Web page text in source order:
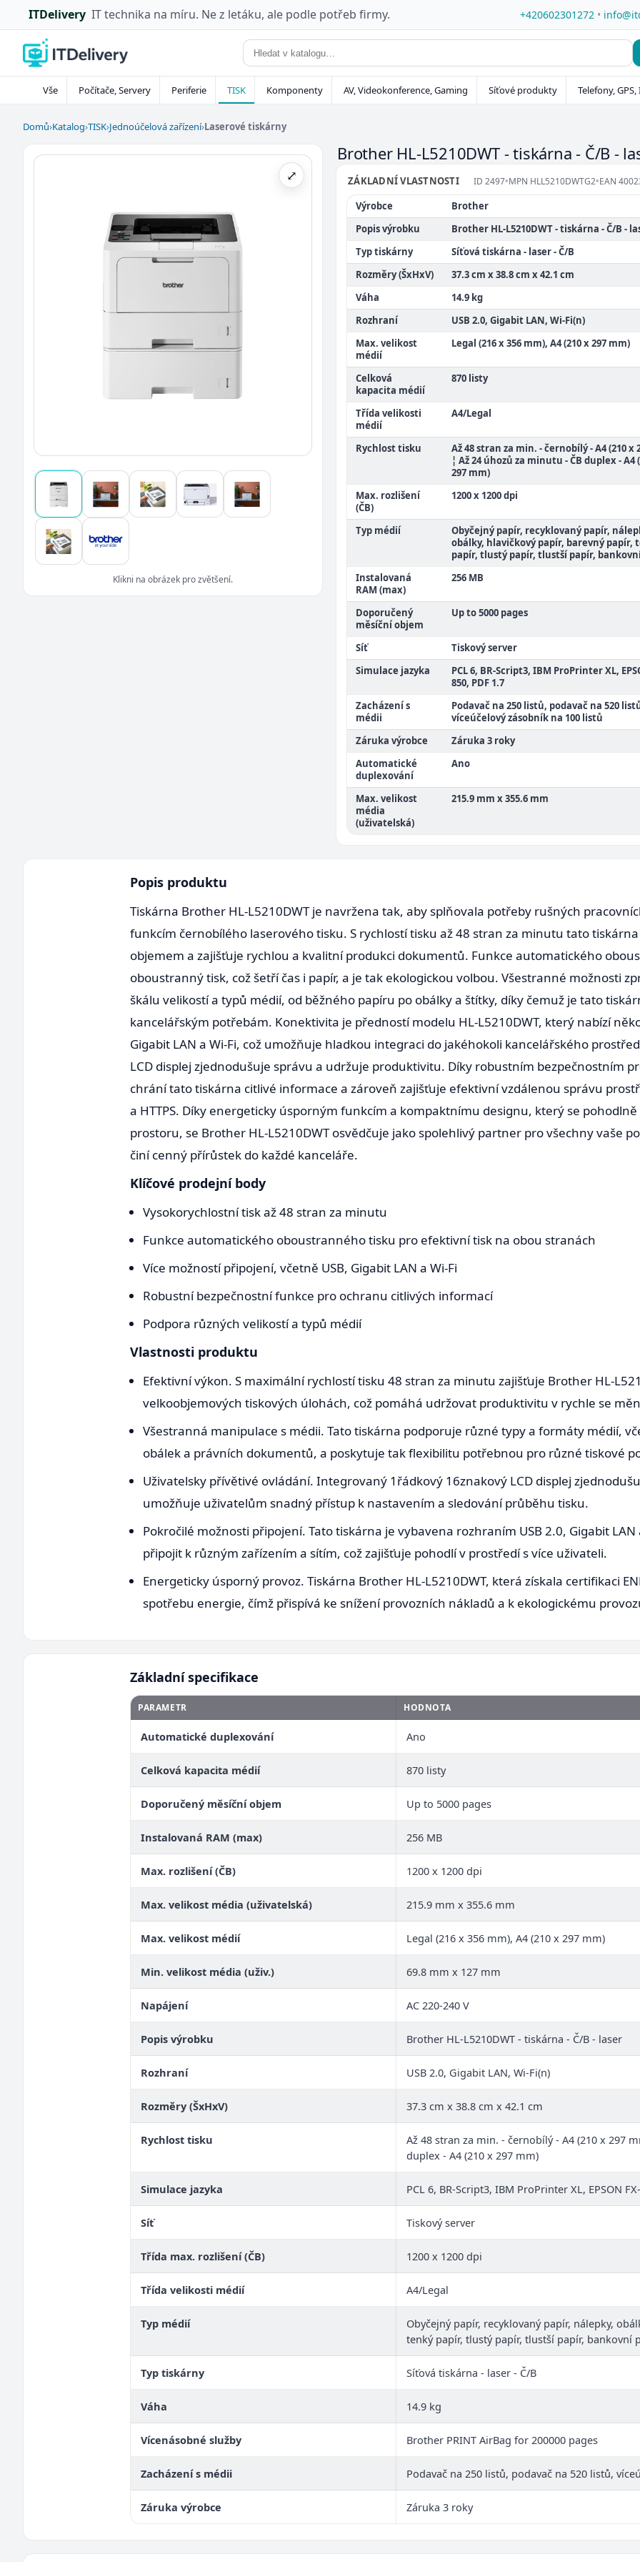
ITDelivery IT technika na míru. Ne z letáku, ale podle potřeb firmy. +420602301272 •
Vše Počítače, Servery Periferie TISK Komponenty AV, Videokonference, Gaming Síťové produkty Telefony, GPS,
Domů›Katalog›TISK›Jednoúčelová zařízení›Laserové tiskárny
⤢
Klikni na obrázek pro zvětšení.
Brother HL-L5210DWT - tiskárna - Č/B -
ZÁKLADNÍ VLASTNOSTI ID 2497•MPN HLL5210DWTG2•EAN
Výrobce
Brother
Popis výrobku
Brother HL-L5210DWT - tiskárna - Č/B -
Typ tiskárny
Síťová tiskárna - laser - Č/B
Rozměry (ŠxHxV)
37.3 cm x 38.8 cm x 42.1 cm
Váha
14.9 kg
Rozhraní
USB 2.0, Gigabit LAN, Wi-Fi(n)
Max. velikost
médií
Legal (216 x 356 mm), A4 (210 x 297 mm)
Celková
kapacita médií
870 listy
Třída velikosti
médií
A4/Legal
Rychlost tisku
Až 48 stran za min. - černobílý - A4 (210 x
¦ Až 24 úhozů za minutu - ČB duplex - A4
297 mm)
Max. rozlišení
(ČB)
1200 x 1200 dpi
Typ médií
Obyčejný papír, recyklovaný papír,
obálky, hlavičkový papír, barevný papír,
papír, tlustý papír, tlustší papír,
Instalovaná
RAM (max)
256 MB
Doporučený
měsíční objem
Up to 5000 pages
Síť
Tiskový server
Simulace jazyka
PCL 6, BR-Script3, IBM ProPrinter XL,
850, PDF 1.7
Zacházení s
médii
Podavač na 250 listů, podavač na 520
víceúčelový zásobník na 100 listů
Záruka výrobce
Záruka 3 roky
Automatické
duplexování
Ano
Max. velikost
média
(uživatelská)
215.9 mm x 355.6 mm
Popis produktu
Tiskárna Brother HL-L5210DWT je navržena tak, aby splňovala potřeby rušných
funkcím černobílého laserového tisku. S rychlostí tisku až 48 stran za minutu tato
objemem a zajišťuje rychlou a kvalitní produkci dokumentů. Funkce automatického
oboustranný tisk, což šetří čas i papír, a je tak ekologickou volbou. Všestranné možnosti
škálu velikostí a typů médií, od běžného papíru po obálky a štítky, díky čemuž je tato
kancelářským potřebám. Konektivita je předností modelu HL-L5210DWT, který nabízí
Gigabit LAN a Wi-Fi, což umožňuje hladkou integraci do jakéhokoli kancelářského
LCD displej zjednodušuje správu a udržuje produktivitu. Díky robustním bezpečnostním
chrání tato tiskárna citlivé informace a zároveň zajišťuje efektivní vzdálenou správu
a HTTPS. Díky energeticky úsporným funkcím a kompaktnímu designu, který se
prostoru, se Brother HL-L5210DWT osvědčuje jako spolehlivý partner pro všechny vaše
činí cenný přírůstek do každé kanceláře.
Klíčové prodejní body
Vysokorychlostní tisk až 48 stran za minutu
Funkce automatického oboustranného tisku pro efektivní tisk na obou stranách
Více možností připojení, včetně USB, Gigabit LAN a Wi-Fi
Robustní bezpečnostní funkce pro ochranu citlivých informací
Podpora různých velikostí a typů médií
Vlastnosti produktu
Efektivní výkon. S maximální rychlostí tisku 48 stran za minutu zajišťuje Brother HL-
velkoobjemových tiskových úlohách, což pomáhá udržovat produktivitu v rychle se
Všestranná manipulace s médii. Tato tiskárna podporuje různé typy a formáty médií,
obálek a právních dokumentů, a poskytuje tak flexibilitu potřebnou pro různé tiskové
Uživatelsky přívětivé ovládání. Integrovaný 1řádkový 16znakový LCD displej
umožňuje uživatelům snadný přístup k nastavením a sledování průběhu tisku.
Pokročilé možnosti připojení. Tato tiskárna je vybavena rozhraním USB 2.0, Gigabit
připojit k různým zařízením a sítím, což zajišťuje pohodlí v prostředí s více uživateli.
Energeticky úsporný provoz. Tiskárna Brother HL-L5210DWT, která získala certifikaci
spotřebu energie, čímž přispívá ke snížení provozních nákladů a k ekologickému
Základní specifikace
PARAMETR HODNOTA
Automatické duplexování Ano
Celková kapacita médií 870 listy
Doporučený měsíční objem Up to 5000 pages
Instalovaná RAM (max) 256 MB
Max. rozlišení (ČB) 1200 x 1200 dpi
Max. velikost média (uživatelská) 215.9 mm x 355.6 mm
Max. velikost médií Legal (216 x 356 mm), A4 (210 x 297 mm)
Min. velikost média (uživ.) 69.8 mm x 127 mm
Napájení AC 220-240 V
Popis výrobku Brother HL-L5210DWT - tiskárna - Č/B - laser
Rozhraní USB 2.0, Gigabit LAN, Wi-Fi(n)
Rozměry (ŠxHxV) 37.3 cm x 38.8 cm x 42.1 cm
Rychlost tisku
Až 48 stran za min. - černobílý - A4 (210 x 297
duplex - A4 (210 x 297 mm)
Simulace jazyka PCL 6, BR-Script3, IBM ProPrinter XL, EPSON
Síť Tiskový server
Třída max. rozlišení (ČB) 1200 x 1200 dpi
Třída velikosti médií A4/Legal
Typ médií
Obyčejný papír, recyklovaný papír, nálepky,
tenký papír, tlustý papír, tlustší papír, bankovní
Typ tiskárny Síťová tiskárna - laser - Č/B
Váha 14.9 kg
Vícenásobné služby Brother PRINT AirBag for 200000 pages
Zacházení s médii Podavač na 250 listů, podavač na 520 listů,
Záruka výrobce Záruka 3 roky